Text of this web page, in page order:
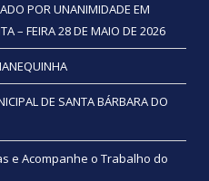
POR UNANIMIDADE EM
– FEIRA 28 DE MAIO DE 2026
DE SANTA BÁRBARA DO
e Acompanhe o Trabalho do